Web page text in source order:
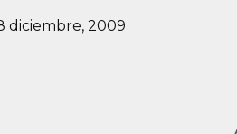
diciembre, 2009